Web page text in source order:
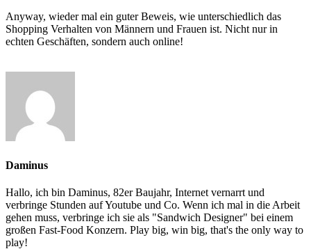
Anyway, wieder mal ein guter Beweis, wie unterschiedlich das
Shopping Verhalten von Männern und Frauen ist. Nicht nur in
echten Geschäften, sondern auch online!
Daminus
Hallo, ich bin Daminus, 82er Baujahr, Internet vernarrt und
verbringe Stunden auf Youtube und Co. Wenn ich mal in die Arbeit
gehen muss, verbringe ich sie als "Sandwich Designer" bei einem
großen Fast-Food Konzern. Play big, win big, that's the only way to
play!